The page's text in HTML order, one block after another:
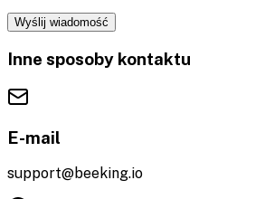
Wyślij wiadomość
Inne sposoby kontaktu
E-mail
support@beeking.io